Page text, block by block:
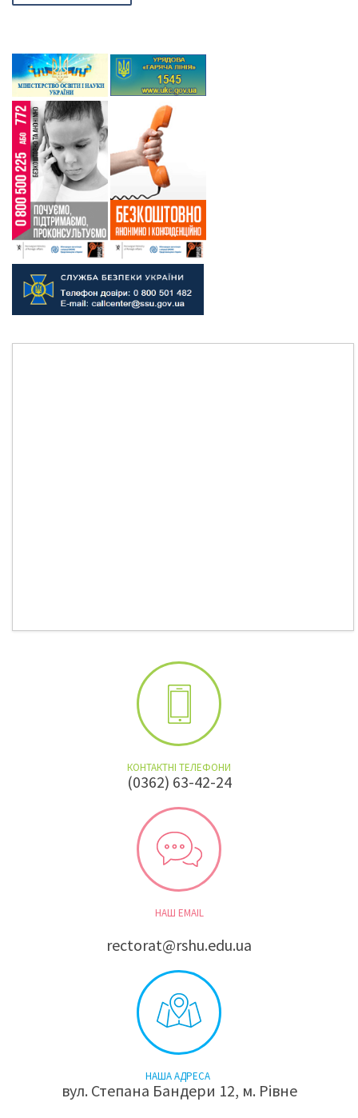
КОНТАКТНІ ТЕЛЕФОНИ
(0362) 63-42-24
НАШ EMAIL
rectorat@rshu.edu.ua
НАША АДРЕСА
вул. Степана Бандери 12, м. Рівне